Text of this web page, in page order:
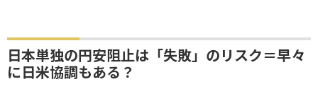
日本単独の円安阻止は「失敗」のリスク＝早々
に日米協調もある？